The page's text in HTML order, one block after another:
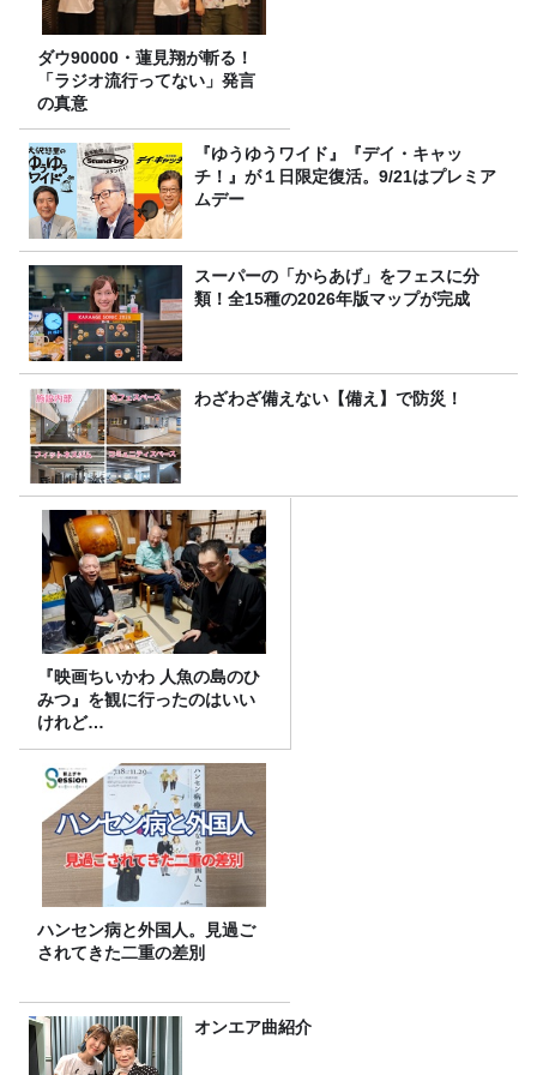
ダウ90000・蓮見翔が斬る！
「ラジオ流行ってない」発言
の真意
『ゆうゆうワイド』『デイ・キャッ
チ！』が１日限定復活。9/21はプレミア
ムデー
スーパーの「からあげ」をフェスに分
類！全15種の2026年版マップが完成
わざわざ備えない【備え】で防災！
『映画ちいかわ 人魚の島のひ
みつ』を観に行ったのはいい
けれど…
ハンセン病と外国人。見過ご
されてきた二重の差別
オンエア曲紹介